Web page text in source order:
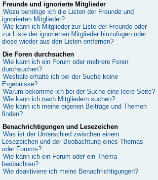
Freunde und ignorierte Mitglieder
Wozu benötige ich die Listen der Freunde und
ignorierten Mitglieder?
Wie kann ich Mitglieder zur Liste der Freunde oder
zur Liste der ignorierten Mitglieder hinzufügen oder
diese wieder aus den Listen entfernen?
Die Foren durchsuchen
Wie kann ich ein Forum oder mehrere Foren
durchsuchen?
Weshalb erhalte ich bei der Suche keine
Ergebnisse?
Warum bekomme ich bei der Suche eine leere Seite?
Wie kann ich nach Mitgliedern suchen?
Wie kann ich meine eigenen Beiträge und Themen
finden?
Benachrichtigungen und Lesezeichen
Was ist der Unterschied zwischen einem
Lesezeichen und der Beobachtung eines Themas
oder Forums?
Wie kann ich ein Forum oder ein Thema
beobachten?
Wie deaktiviere ich meine Benachrichtigungen?